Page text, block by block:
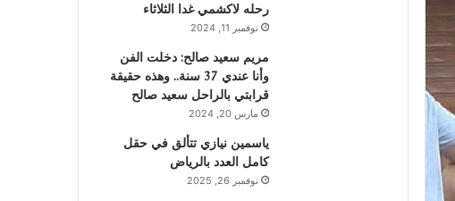
رحله لاكشمي غدا الثلاثاء
نوفمبر 11, 2024
مريم سعيد صالح: دخلت الفن
وأنا عندي 37 سنة.. وهذه حقيقة
قرابتي بالراحل سعيد صالح
مارس 20, 2024
ياسمين نيازي تتألق في حقل
كامل العدد بالرياض
نوفمبر 26, 2025